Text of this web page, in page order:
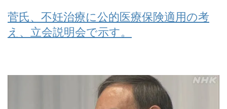
菅氏、不妊治療に公的医療保険適用の考
え、立会説明会で示す。